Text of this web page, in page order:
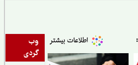
وب
گردی